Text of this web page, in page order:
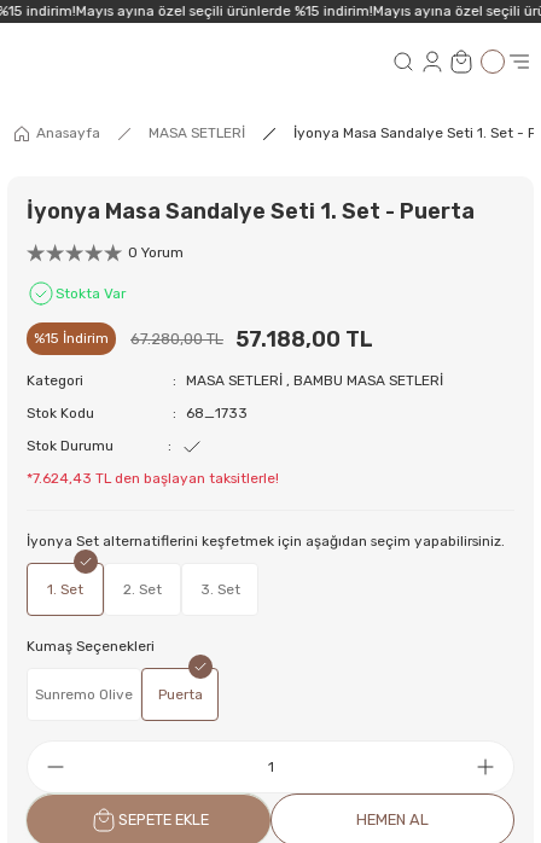
indirim!Mayıs ayına özel seçili ürünlerde %15 indirim!Mayıs ayına özel seçili
Anasayfa MASA SETLERİ İyonya Masa Sandalye Seti 1. Set -
İyonya Masa Sandalye Seti 1. Set - Puerta
0 Yorum
Stokta Var
%15 İndirim 67.280,00 TL 57.188,00 TL
Kategori MASA SETLERİ ,BAMBU MASA SETLERİ
Stok Kodu
68_1733
Stok Durumu
*7.624,43 TL den başlayan taksitlerle!
İyonya Set alternatiflerini keşfetmek için aşağıdan seçim yapabilirsiniz.
1. Set 2. Set 3. Set
Kumaş Seçenekleri
Sunremo Olive Puerta
SEPETE EKLE HEMEN AL